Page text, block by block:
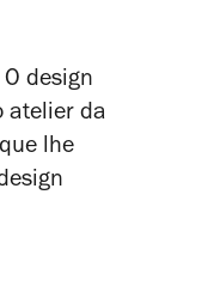
design
atelier da
lhe